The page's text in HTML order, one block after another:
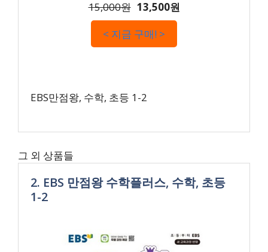
15,000원 13,500원
< 지금 구매! >
EBS만점왕, 수학, 초등 1-2
그 외 상품들
2. EBS 만점왕 수학플러스, 수학, 초등
1-2